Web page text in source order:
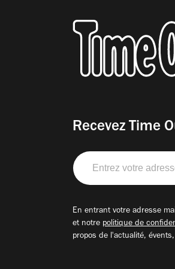
Recevez Time
Entrez
votre
adresse
En entrant votre adresse
et notre politique de
propos de l'actualité,